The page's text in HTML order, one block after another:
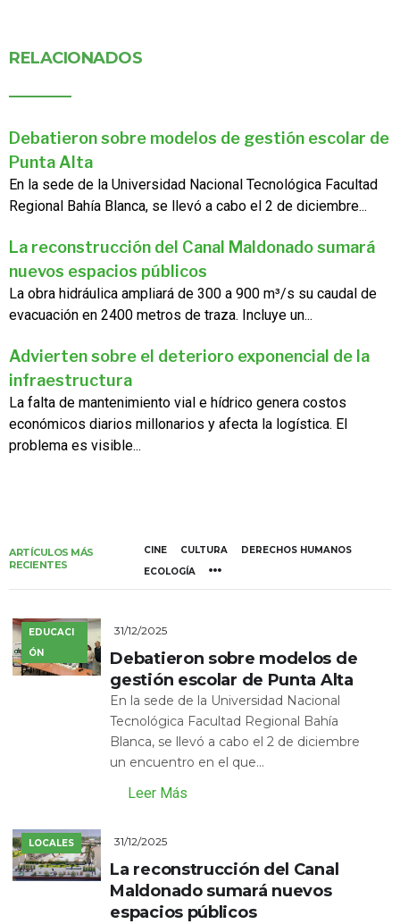
RELACIONADOS
Debatieron sobre modelos de gestión escolar de
Punta Alta
En la sede de la Universidad Nacional Tecnológica Facultad
Regional Bahía Blanca, se llevó a cabo el 2 de diciembre...
La reconstrucción del Canal Maldonado sumará
nuevos espacios públicos
La obra hidráulica ampliará de 300 a 900 m³/s su caudal de
evacuación en 2400 metros de traza. Incluye un...
Advierten sobre el deterioro exponencial de la
infraestructura
La falta de mantenimiento vial e hídrico genera costos
económicos diarios millonarios y afecta la logística. El
problema es visible...
ARTÍCULOS MÁS
RECIENTES
CINE CULTURA
DERECHOS HUMANOS
ECOLOGÍA
EDUCACI
ÓN
31/12/2025
Debatieron sobre modelos de
gestión escolar de Punta Alta
En la sede de la Universidad Nacional
Tecnológica Facultad Regional Bahía
Blanca, se llevó a cabo el 2 de diciembre
un encuentro en el que...
Leer Más
LOCALES 31/12/2025
La reconstrucción del Canal
Maldonado sumará nuevos
espacios públicos